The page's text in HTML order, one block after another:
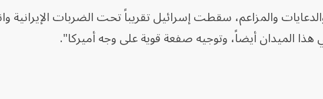
والمزاعم، سقطت إسرائيل تقريباً تحت الضربات الإيرانية
هذا الميدان أيضاً، وتوجيه صفعة قوية على وجه أميركا".